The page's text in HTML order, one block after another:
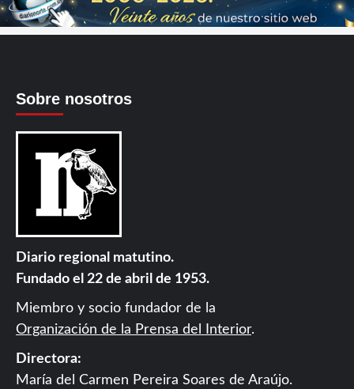
Sobre nosotros
Diario regional matutino.
Fundado el 22 de abril de 1953.
Miembro y socio fundador de la
Organización de la Prensa del Interior.
Directora:
María del Carmen Pereira Soares de Araújo.